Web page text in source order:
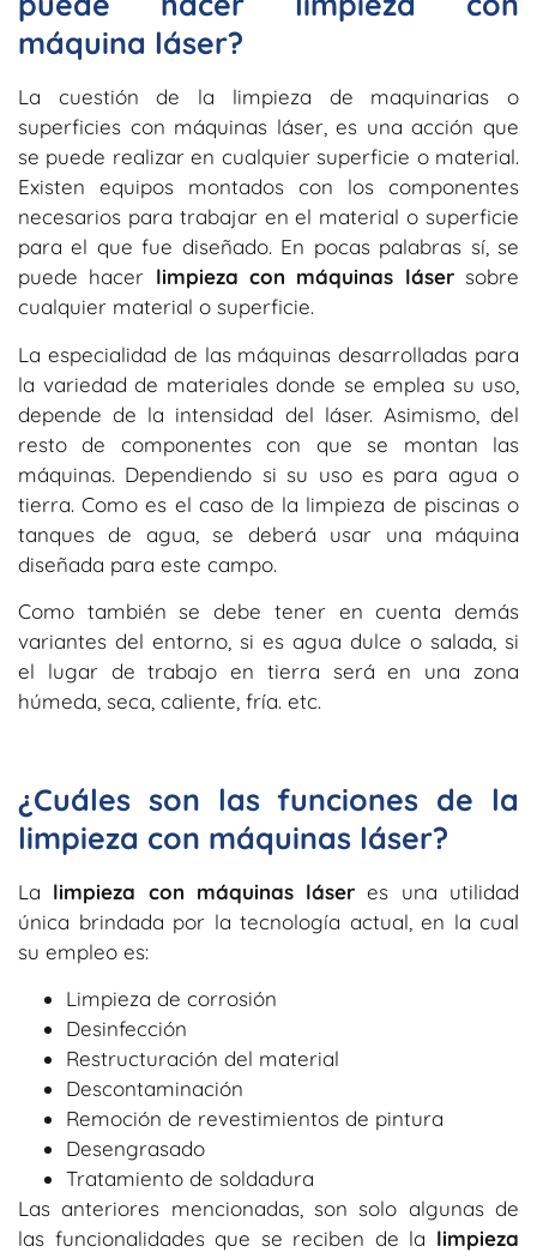
máquina láser?
La cuestión de la limpieza de maquinarias o
superficies con máquinas láser, es una acción que
se puede realizar en cualquier superficie o material.
Existen equipos montados con los componentes
necesarios para trabajar en el material o superficie
para el que fue diseñado. En pocas palabras sí, se
puede hacer limpieza con máquinas lásersobre
cualquier material o superficie.
La especialidad de las máquinas desarrolladas para
la variedad de materiales donde se emplea su uso,
depende de la intensidad del láser. Asimismo, del
resto de componentes con que se montan las
máquinas. Dependiendo si su uso es para agua o
tierra. Como es el caso de la limpieza de piscinas o
tanques de agua, se deberá usar una máquina
diseñada para este campo.
Como también se debe tener en cuenta demás
variantes del entorno, si es agua dulce o salada, si
el lugar de trabajo en tierra será en una zona
húmeda, seca, caliente, fría. etc.
¿Cuáles son las funciones de la
limpieza con máquinas láser?
La limpieza con máquinas láseres una utilidad
única brindada por la tecnología actual, en la cual
su empleo es:
Limpieza de corrosión
Desinfección
Restructuración del material
Descontaminación
Remoción de revestimientos de pintura
Desengrasado
Tratamiento de soldadura
Las anteriores mencionadas, son solo algunas de
las funcionalidades que se reciben de la limpieza